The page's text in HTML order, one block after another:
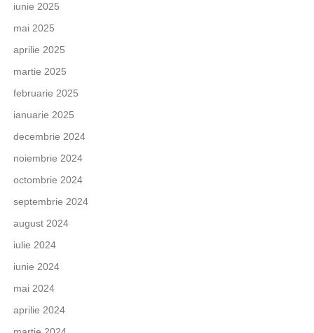
iunie 2025
mai 2025
aprilie 2025
martie 2025
februarie 2025
ianuarie 2025
decembrie 2024
noiembrie 2024
octombrie 2024
septembrie 2024
august 2024
iulie 2024
iunie 2024
mai 2024
aprilie 2024